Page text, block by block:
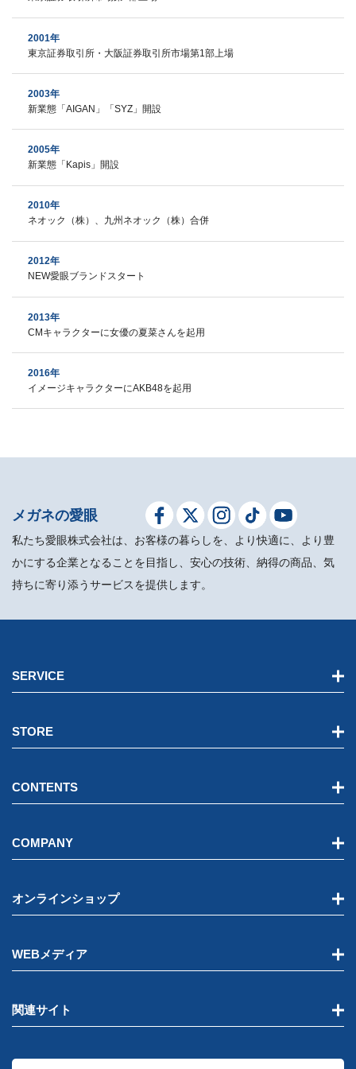
2001年
東京証券取引所・大阪証券取引所市場第1部上場
2003年
新業態「AIGAN」「SYZ」開設
2005年
新業態「Kapis」開設
2010年
ネオック（株）、九州ネオック（株）合併
2012年
NEW愛眼ブランドスタート
2013年
CMキャラクターに女優の夏菜さんを起用
2016年
イメージキャラクターにAKB48を起用
メガネの愛眼
私たち愛眼株式会社は、お客様の暮らしを、より快適に、より豊
かにする企業となることを目指し、安心の技術、納得の商品、気
持ちに寄り添うサービスを提供します。
SERVICE
STORE
CONTENTS
COMPANY
オンラインショップ
WEBメディア
関連サイト